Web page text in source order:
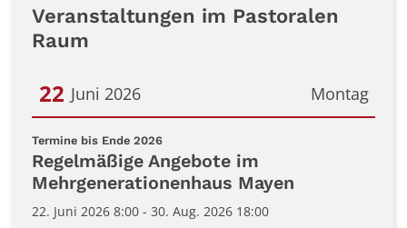
Veranstaltungen im Pastoralen
Raum
Montag
22 Juni 2026
Datum: 22. Juni 2026
Termine bis Ende 2026:
Regelmäßige Angebote im
Mehrgenerationenhaus Mayen
22. Juni 2026 8:00 - 30. Aug. 2026 18:00